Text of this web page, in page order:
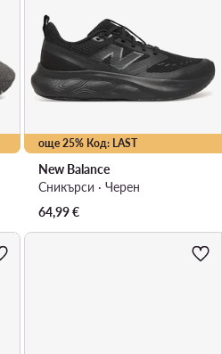
още 25% Код: LAST
New Balance
Сникърси · Черен
64,99€